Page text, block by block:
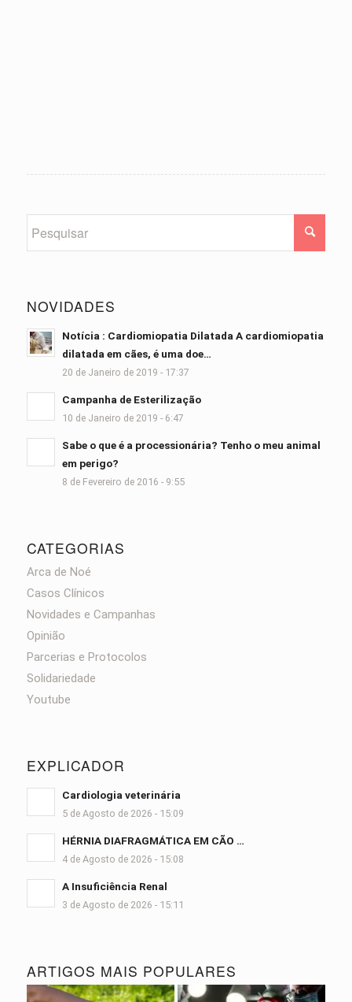
NOVIDADES
Notícia : Cardiomiopatia Dilatada A cardiomiopatia
dilatada em cães, é uma doe…
20 de Janeiro de 2019 - 17:37
Campanha de Esterilização
10 de Janeiro de 2019 - 6:47
Sabe o que é a processionária? Tenho o meu animal
em perigo?
8 de Fevereiro de 2016 - 9:55
CATEGORIAS
Arca de Noé
Casos Clínicos
Novidades e Campanhas
Opinião
Parcerias e Protocolos
Solidariedade
Youtube
EXPLICADOR
Cardiologia veterinária
5 de Agosto de 2026 - 15:09
HÉRNIA DIAFRAGMÁTICA EM CÃO …
4 de Agosto de 2026 - 15:08
A Insuficiência Renal
3 de Agosto de 2026 - 15:11
ARTIGOS MAIS POPULARES